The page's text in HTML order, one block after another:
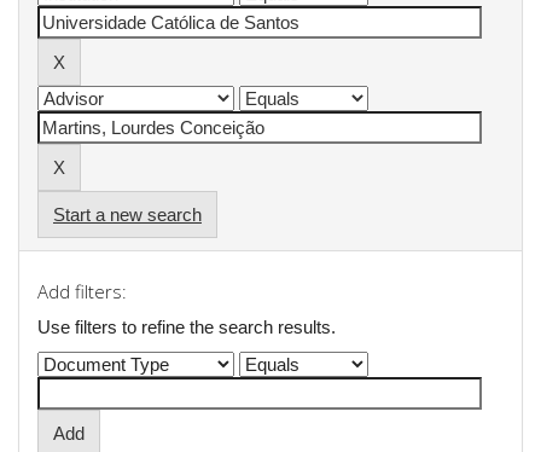
Start a new search
Add filters:
Use filters to refine the search results.